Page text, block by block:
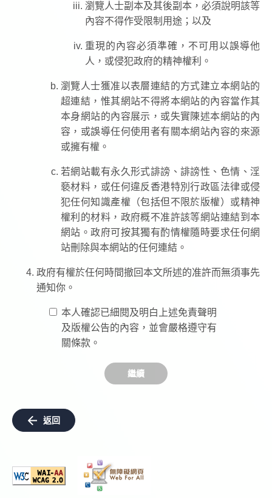
瀏覽人士副本及其後副本，必須說明該等
內容不得作受限制用途；以及
重現的內容必須準確，不可用以誤導他
人，或侵犯政府的精神權利。
瀏覽人士獲准以表層連結的方式建立本網站的
超連結，惟其網站不得將本網站的內容當作其
本身網站的內容展示，或失實陳述本網站的內
容，或誤導任何使用者有關本網站內容的來源
或擁有權。
若網站載有永久形式誹謗、誹謗性、色情、淫
褻材料，或任何違反香港特別行政區法律或侵
犯任何知識產權（包括但不限於版權）或精神
權利的材料，政府概不准許該等網站連結到本
網站。政府可按其獨有酌情權隨時要求任何網
站刪除與本網站的任何連結。
政府有權於任何時間撤回本文所述的准許而無須事先
通知你。
本人確認已細閱及明白上述免責聲明
及版權公告的內容，並會嚴格遵守有
關條款。
繼續
返回